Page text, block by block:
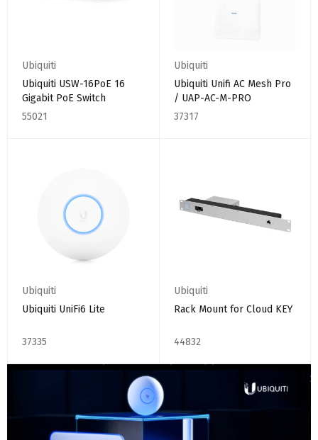
Ubiquiti
Ubiquiti USW-16PoE 16
Gigabit PoE Switch
55021
Ubiquiti
Ubiquiti Unifi AC Mesh Pro
/ UAP-AC-M-PRO
37317
Ubiquiti
Ubiquiti UniFi6 Lite
37335
Ubiquiti
Rack Mount for Cloud KEY
44832